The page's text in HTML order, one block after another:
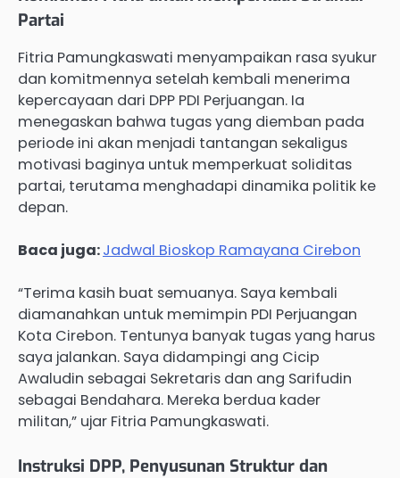
Partai
Fitria Pamungkaswati menyampaikan rasa syukur
dan komitmennya setelah kembali menerima
kepercayaan dari DPP PDI Perjuangan. Ia
menegaskan bahwa tugas yang diemban pada
periode ini akan menjadi tantangan sekaligus
motivasi baginya untuk memperkuat soliditas
partai, terutama menghadapi dinamika politik ke
depan.
Baca juga:Jadwal Bioskop Ramayana Cirebon
“Terima kasih buat semuanya. Saya kembali
diamanahkan untuk memimpin PDI Perjuangan
Kota Cirebon. Tentunya banyak tugas yang harus
saya jalankan. Saya didampingi ang Cicip
Awaludin sebagai Sekretaris dan ang Sarifudin
sebagai Bendahara. Mereka berdua kader
militan,” ujar Fitria Pamungkaswati.
Instruksi DPP, Penyusunan Struktur dan